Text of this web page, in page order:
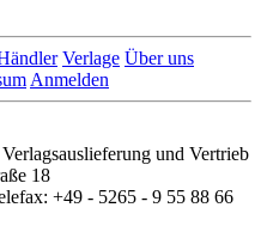
Verlage Über uns
Anmelden
und Vertrieb
18
+49 - 5265 - 9 55 88 66